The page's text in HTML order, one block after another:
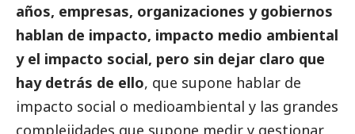
años, empresas, organizaciones y gobiernos
hablan de impacto, impacto medio ambiental
y el impacto social, pero sin dejar claro que
hay detrás de ello, que supone hablar de
impacto social o medioambiental y las grandes
complejidades que supone medir y gestionar